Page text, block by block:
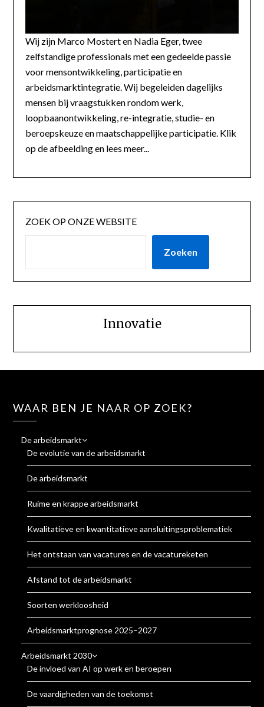
Wij zijn Marco Mostert en Nadia Eger, twee
zelfstandige professionals met een gedeelde passie
voor mensontwikkeling, participatie en
arbeidsmarktintegratie. Wij begeleiden dagelijks
mensen bij vraagstukken rondom werk,
loopbaanontwikkeling, re-integratie, studie- en
beroepskeuze en maatschappelijke participatie. Klik
op de afbeelding en lees meer...
ZOEK OP ONZE WEBSITE
Zoeken
Innovatie
WAAR BEN JE NAAR OP ZOEK?
De arbeidsmarkt
De evolutie van de arbeidsmarkt
De arbeidsmarkt
Ruime en krappe arbeidsmarkt
Kwalitatieve en kwantitatieve aansluitingsproblematiek
Het ontstaan van vacatures en de vacatureketen
Afstand tot de arbeidsmarkt
Soorten werkloosheid
Arbeidsmarktprognose 2025–2027
Arbeidsmarkt 2030
De invloed van AI op werk en beroepen
De vaardigheden van de toekomst